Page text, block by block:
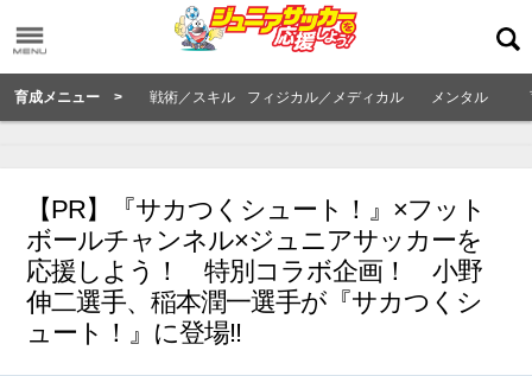
育成メニュー > 戦術／スキル フィジカル／メディカル メンタル
【PR】『サカつくシュート！』×フット
ボールチャンネル×ジュニアサッカーを
応援しよう！ 特別コラボ企画！ 小野
伸二選手、稲本潤一選手が『サカつくシ
ュート！』に登場!!